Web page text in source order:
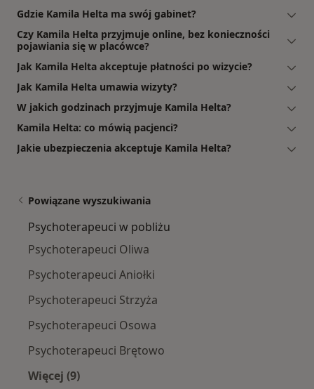
Gdzie Kamila Helta ma swój gabinet?
Czy Kamila Helta przyjmuje online, bez konieczności
pojawiania się w placówce?
Jak Kamila Helta akceptuje płatności po wizycie?
Jak Kamila Helta umawia wizyty?
W jakich godzinach przyjmuje Kamila Helta?
Kamila Helta: co mówią pacjenci?
Jakie ubezpieczenia akceptuje Kamila Helta?
Powiązane wyszukiwania
Psychoterapeuci w pobliżu
Psychoterapeuci Oliwa
Psychoterapeuci Aniołki
Psychoterapeuci Strzyża
Psychoterapeuci Osowa
Psychoterapeuci Brętowo
Więcej (9)